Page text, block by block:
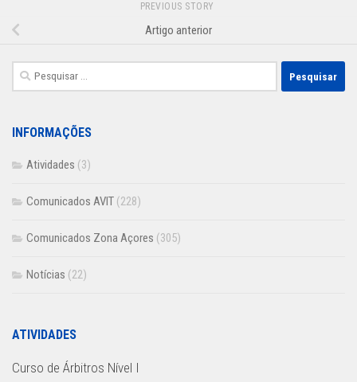
PREVIOUS STORY
Artigo anterior
Pesquisar
por:
INFORMAÇÕES
Atividades (3)
Comunicados AVIT (228)
Comunicados Zona Açores (305)
Notícias (22)
ATIVIDADES
Curso de Árbitros Nível I